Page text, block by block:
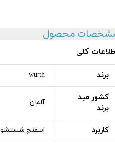
محصول
کلی
برند wurth
کشور مبدا
برند
آلمان
کاربرد اسفنج شستشو